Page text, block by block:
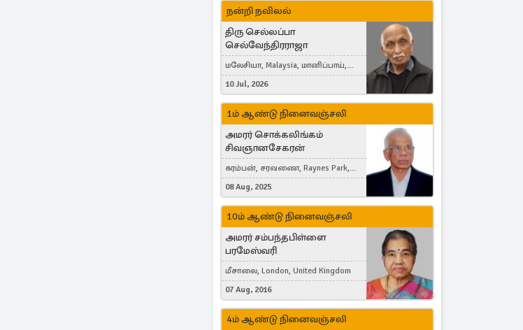
நன்றி நவிலல்
திரு செல்லப்பா
செல்வேந்திரராஜா
மலேசியா, Malaysia, மானிப்பாய்,
Duisburg, Germany, London, United
Kingdom
10 Jul, 2026
1ம் ஆண்டு நினைவஞ்சலி
அமரர் சொக்கலிங்கம்
சிவஞானசேகரன்
கரம்பன், சரவணை, Raynes Park,
London, United Kingdom
08 Aug, 2025
10ம் ஆண்டு நினைவஞ்சலி
அமரர் சம்பந்தபிள்ளை
பரமேஸ்வரி
மீசாலை, London, United Kingdom
07 Aug, 2016
4ம் ஆண்டு நினைவஞ்சலி